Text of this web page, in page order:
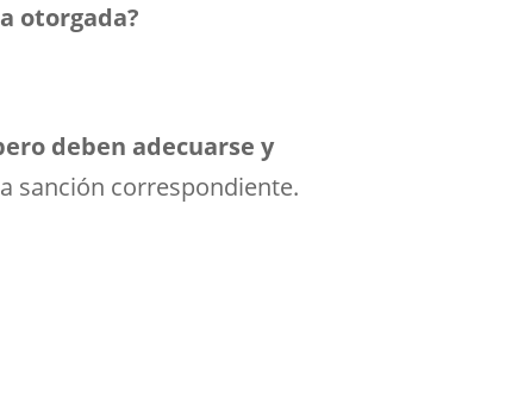
otorgada?
deben adecuarse y
sanción correspondiente.